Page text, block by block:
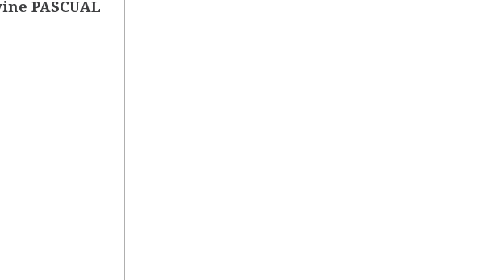
PASCUAL